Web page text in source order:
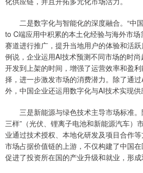
二是数字化与智能化的深度融合。“中
to C端应用中积累的本土化经验与海外市
赛道进行推广，提升当地用户的体验和活
例说，企业运用AI技术预测不同市场的时
开发到上架的时间，增强了运营效率和盈
择，进一步激发市场的消费潜力。除了通
外，中国企业还运用数字化与AI技术实现供
三是新能源与绿色技术主导市场标准。
三样”（光伏、锂离子电池和新能源汽车）
业通过技术授权、本地化研发及项目合作
市场占据价值链的上游，不仅构建了中国
促进了投资所在国的产业升级和就业，形成